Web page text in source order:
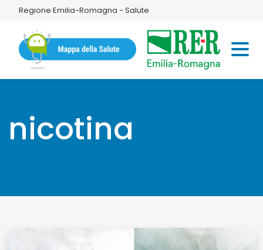
Regione Emilia-Romagna - Salute
nicotina